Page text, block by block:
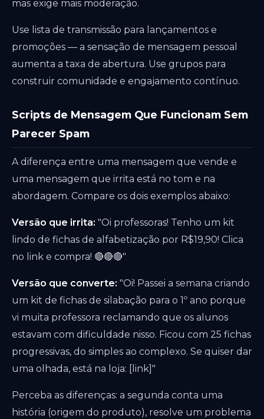
mas exige mais moderação.
Use lista de transmissão para lançamentos e
promoções — a sensação de mensagem pessoal
aumenta a taxa de abertura. Use grupos para
construir comunidade e engajamento contínuo.
Scripts de Mensagem Que Funcionam Sem
Parecer Spam
A diferença entre uma mensagem que vende e
uma mensagem que irrita está no tom e na
abordagem. Compare os dois exemplos abaixo:
Versão que irrita: "Oi professoras! Tenho um kit
lindo de fichas de alfabetização por R$19,90! Clica
no link e compra! 🔴🔴🔴"
Versão que converte: "Oi! Passei a semana criando
um kit de fichas de silabação para o 1º ano porque
vi muita professora reclamando que os alunos
estavam com dificuldade nisso. Ficou com 25 fichas
progressivas, do simples ao complexo. Se quiser dar
uma olhada, está na loja: [link]"
Perceba as diferenças: a segunda conta uma
história (origem do produto), resolve um problema